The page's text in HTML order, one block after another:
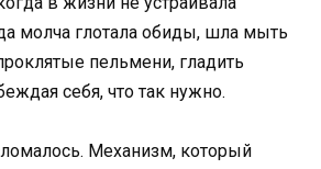
молча глотала обиды, шла мыть
пельмени, гладить
себя, что так нужно.
Механизм, который